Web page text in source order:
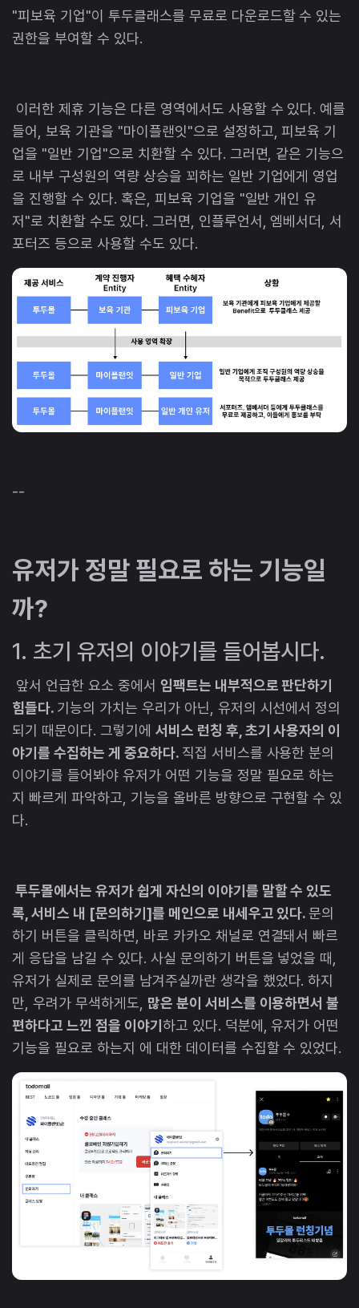
"피보육 기업"이 투두클래스를 무료로 다운로드할 수 있는
권한을 부여할 수 있다.
이러한 제휴 기능은 다른 영역에서도 사용할 수 있다. 예를
들어, 보육 기관을 "마이플랜잇"으로 설정하고, 피보육 기
업을 "일반 기업"으로 치환할 수 있다. 그러면, 같은 기능으
로 내부 구성원의 역량 상승을 꾀하는 일반 기업에게 영업
을 진행할 수 있다. 혹은, 피보육 기업을 "일반 개인 유
저"로 치환할 수도 있다. 그러면, 인플루언서, 엠베서더, 서
포터즈 등으로 사용할 수도 있다.
--
유저가 정말 필요로 하는 기능일
까?
1. 초기 유저의 이야기를 들어봅시다.
앞서 언급한 요소 중에서 임팩트는 내부적으로 판단하기
힘들다. 기능의 가치는 우리가 아닌, 유저의 시선에서 정의
되기 때문이다. 그렇기에 서비스 런칭 후, 초기 사용자의 이
야기를 수집하는 게 중요하다. 직접 서비스를 사용한 분의
이야기를 들어봐야 유저가 어떤 기능을 정말 필요로 하는
지 빠르게 파악하고, 기능을 올바른 방향으로 구현할 수 있
다.
투두몰에서는 유저가 쉽게 자신의 이야기를 말할 수 있도
록, 서비스 내 [문의하기]를 메인으로 내세우고 있다.문의
하기 버튼을 클릭하면, 바로 카카오 채널로 연결돼서 빠르
게 응답을 남길 수 있다. 사실 문의하기 버튼을 넣었을 때,
유저가 실제로 문의를 남겨주실까란 생각을 했었다. 하지
만, 우려가 무색하게도, 많은 분이 서비스를 이용하면서 불
편하다고 느낀 점을 이야기 하고 있다. 덕분에, 유저가 어떤
기능을 필요로 하는지 에 대한 데이터를 수집할 수 있었다.